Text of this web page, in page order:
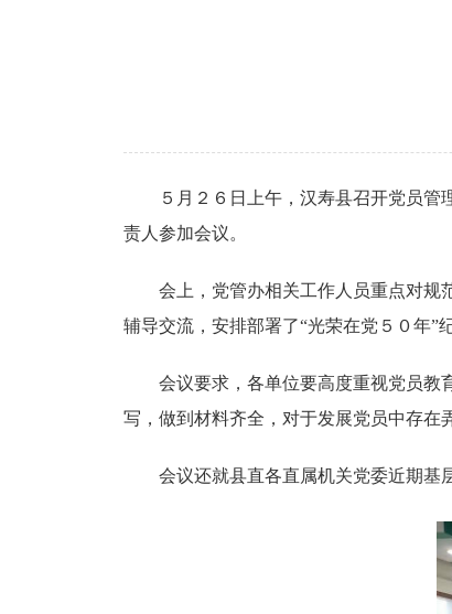
５月２６日上午，汉寿县召开党员
责人参加会议。
会上，党管办相关工作人员重点对规
辅导交流，安排部署了“光荣在党５０年”
会议要求，各单位要高度重视党员教
写，做到材料齐全，对于发展党员中存在
会议还就县直各直属机关党委近期基